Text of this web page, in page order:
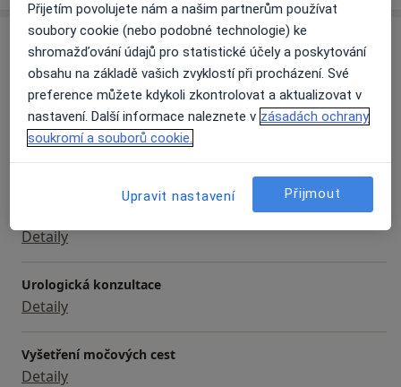
Služby a ceník služeb
Biopsie prostaty
Detaily
Preventivní prohlídky
Detaily
Urologická konzultace
Detaily
Vyšetření močových cest
Detaily
Přijetím povolujete nám a našim partnerům používat
soubory cookie (nebo podobné technologie) ke
shromažďování údajů pro statistické účely a poskytování
obsahu na základě vašich zvyklostí při procházení. Své
preference můžete kdykoli zkontrolovat a aktualizovat v
nastavení. Další informace naleznete v zásadách ochrany
soukromí a souborů cookie.
Upravit nastavení Přijmout